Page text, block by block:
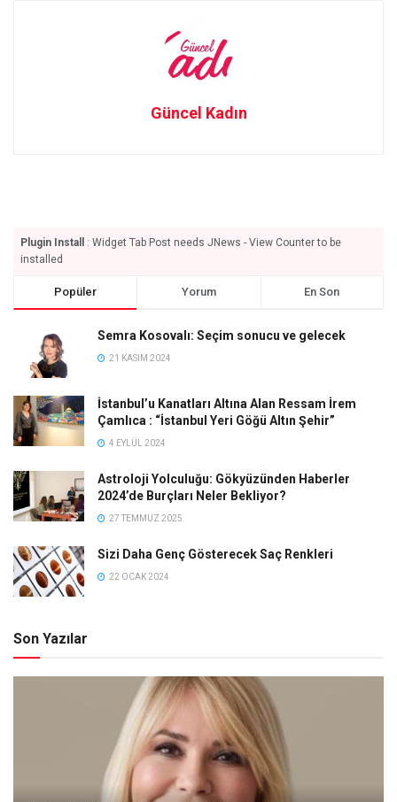
Güncel Kadın
Plugin Install
: Widget Tab Post needs JNews - View Counter to be
installed
Popüler Yorum En Son
Semra Kosovalı: Seçim sonucu ve gelecek
21 KASIM 2024
İstanbul’u Kanatları Altına Alan Ressam İrem
Çamlıca : “İstanbul Yeri Göğü Altın Şehir”
4 EYLÜL 2024
Astroloji Yolculuğu: Gökyüzünden Haberler
2024’de Burçları Neler Bekliyor?
27 TEMMUZ 2025
Sizi Daha Genç Gösterecek Saç Renkleri
22 OCAK 2024
Son Yazılar